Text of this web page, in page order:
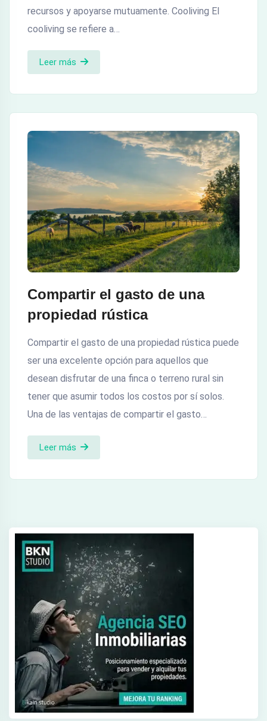
recursos y apoyarse mutuamente. Cooliving El
cooliving se refiere a…
Leer más
Compartir el gasto de una
propiedad rústica
Compartir el gasto de una propiedad rústica puede
ser una excelente opción para aquellos que
desean disfrutar de una finca o terreno rural sin
tener que asumir todos los costos por sí solos.
Una de las ventajas de compartir el gasto…
Leer más